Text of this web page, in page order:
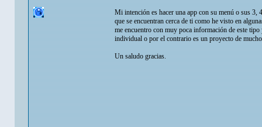
Mi intención es hacer una app con su menú o sus 3,
que se encuentran cerca de ti como he visto en
me encuentro con muy poca información de este
individual o por el contrario es un proyecto de
Un saludo gracias.